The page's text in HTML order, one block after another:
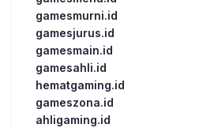
gamesmurni.id
gamesjurus.id
gamesmain.id
gamesahli.id
hematgaming.id
gameszona.id
ahligaming.id